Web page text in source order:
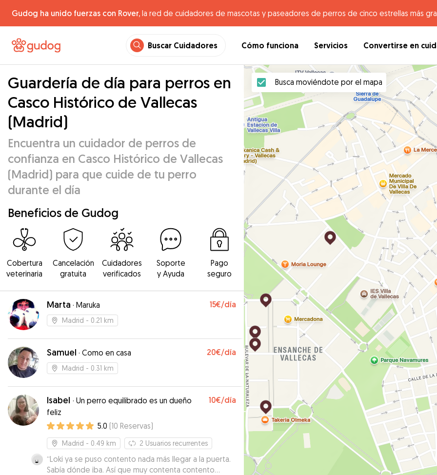
Gudog ha unido fuerzas con Rover, la red de cuidadores de mascotas y paseadores de perros de cinco estrellas más
Buscar Cuidadores Cómo funciona Servicios Convertirse en
Guardería de día para perros en
Casco Histórico de Vallecas
(Madrid)
Encuentra un cuidador de perros de
confianza en Casco Histórico de Vallecas
(Madrid) para que cuide de tu perro
durante el día
Beneficios de Gudog
Cobertura
veterinaria
Cancelación
gratuita
Cuidadores
verificados
Soporte
y Ayuda
Pago
seguro
Marta · Maruka 15€/día
Madrid - 0.21 km
Samuel · Como en casa 20€/día
Madrid - 0.31 km
Isabel · Un perro equilibrado es un dueño
feliz
10€/día
5.0 (10 Reservas)
Madrid - 0.49 km 2 Usuarios recurrentes
“Loki ya se puso contento nada más llegar a la puerta.
Sabía dónde iba. Así que muy contenta contento
Busca moviéndote por el mapa